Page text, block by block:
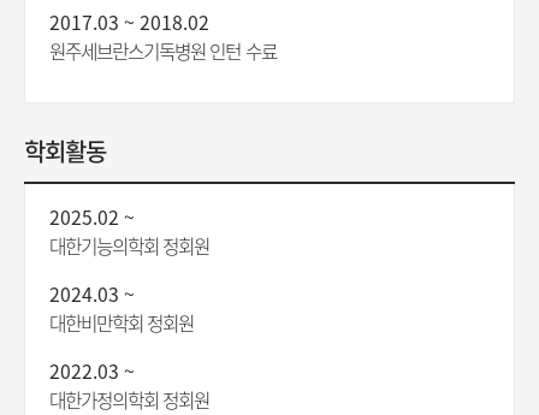
2017.03 ~ 2018.02
원주세브란스기독병원 인턴 수료
학회활동
2025.02 ~
대한기능의학회 정회원
2024.03 ~
대한비만학회 정회원
2022.03 ~
대한가정의학회 정회원